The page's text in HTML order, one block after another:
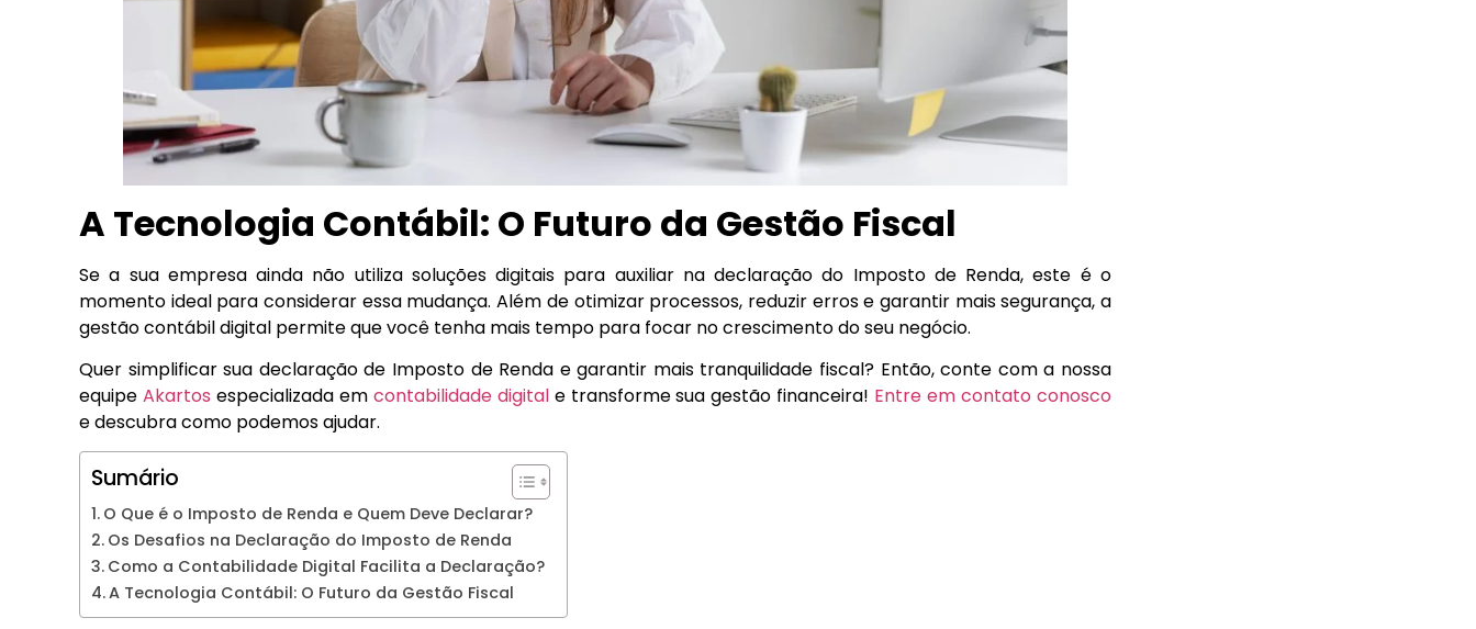
A Tecnologia Contábil: O Futuro da Gestão Fiscal
Se a sua empresa ainda não utiliza soluções digitais para auxiliar na declaração do Imposto de Renda, este é o
momento ideal para considerar essa mudança. Além de otimizar processos, reduzir erros e garantir mais segurança, a
gestão contábil digital permite que você tenha mais tempo para focar no crescimento do seu negócio.
Quer simplificar sua declaração de Imposto de Renda e garantir mais tranquilidade fiscal? Então, conte com a nossa
equipe Akartos especializada em contabilidade digitale transforme sua gestão financeira! Entre em contato conosco
e descubra como podemos ajudar.
Sumário
O Que é o Imposto de Renda e Quem Deve Declarar?
Os Desafios na Declaração do Imposto de Renda
Como a Contabilidade Digital Facilita a Declaração?
A Tecnologia Contábil: O Futuro da Gestão Fiscal